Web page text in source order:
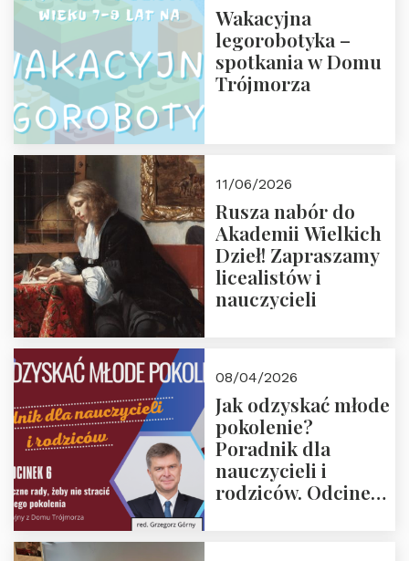
Wakacyjna
legorobotyka –
spotkania w Domu
Trójmorza
11/06/2026
Rusza nabór do
Akademii Wielkich
Dzieł! Zapraszamy
licealistów i
nauczycieli
08/04/2026
Jak odzyskać młode
pokolenie?
Poradnik dla
nauczycieli i
rodziców. Odcinek